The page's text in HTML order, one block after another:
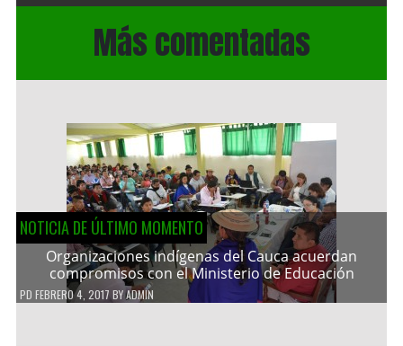
Más comentadas
NOTICIA DE ÚLTIMO MOMENTO
Organizaciones indígenas del Cauca acuerdan
compromisos con el Ministerio de Educación
PD FEBRERO 4, 2017 BYADMIN